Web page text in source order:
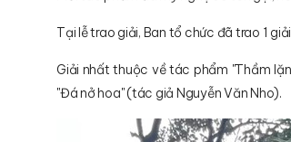
Tại lễ trao giải, Ban tổ chức đã trao 1
Giải nhất thuộc về tác phẩm "Thầm
"Đá nở hoa" (tác giả Nguyễn Văn Nho).